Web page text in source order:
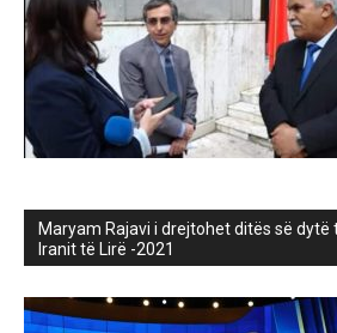
Maryam Rajavi i drejtohet ditës së
Iranit të Lirë -2021